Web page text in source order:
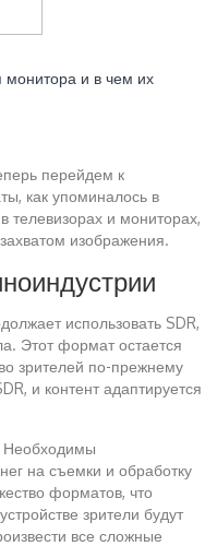
монитора и в чем их
перейдем к
как упоминалось в
телевизорах и мониторах,
изображения.
использовать SDR,
Этот формат остается
зрителей по-прежнему
и контент адаптируется
Необходимы
на съемки и обработку
форматов, что
зрители будут
все сложные